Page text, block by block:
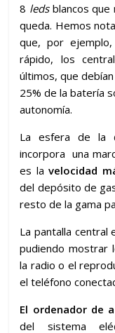
8 ledsblancos que
queda. Hemos
que, por
rápido, los
últimos, que
25% de la batería
autonomía.
La esfera de la
incorpora una
es lavelocidad
del depósito de
resto de la gama
La pantalla central
pudiendo mostrar
la radio o el
el teléfono
El ordenador de
del sistema